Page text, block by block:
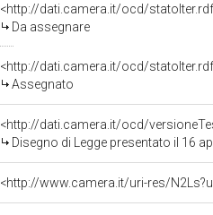
<http://dati.camera.it/ocd/
Da assegnare
<http://dati.camera.it/ocd/
Assegnato
<http://dati.camera.it/ocd/
Disegno di Legge presentato il 16
<http://www.camera.it/uri-res/